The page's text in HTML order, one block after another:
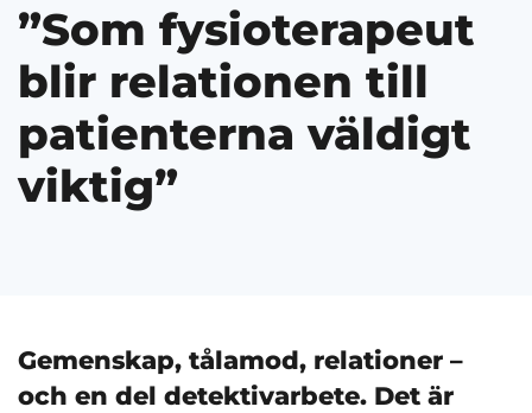
”Som fysioterapeut
blir relationen till
patienterna väldigt
viktig”
Gemenskap, tålamod, relationer –
och en del detektivarbete. Det är